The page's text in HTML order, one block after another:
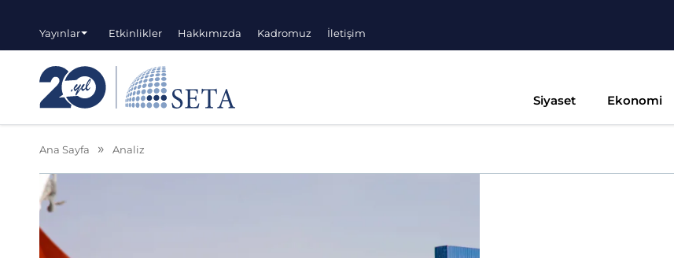
Yayınlar Etkinlikler Hakkımızda Kadromuz İletişim
Siyaset Ekonomi
Ana Sayfa Analiz